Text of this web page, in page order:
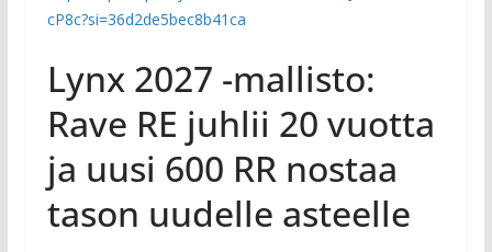
cP8c?si=36d2de5bec8b41ca
Lynx 2027 -mallisto:
Rave RE juhlii 20 vuotta
ja uusi 600 RR nostaa
tason uudelle asteelle